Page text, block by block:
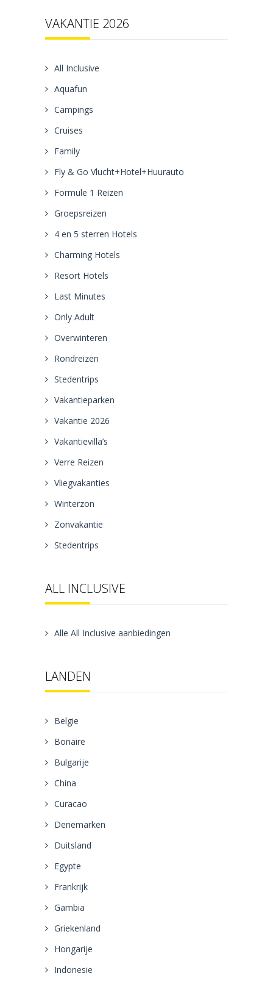
VAKANTIE 2026
All Inclusive
Aquafun
Campings
Cruises
Family
Fly & Go Vlucht+Hotel+Huurauto
Formule 1 Reizen
Groepsreizen
4 en 5 sterren Hotels
Charming Hotels
Resort Hotels
Last Minutes
Only Adult
Overwinteren
Rondreizen
Stedentrips
Vakantieparken
Vakantie 2026
Vakantievilla’s
Verre Reizen
Vliegvakanties
Winterzon
Zonvakantie
Stedentrips
ALL INCLUSIVE
Alle All Inclusive aanbiedingen
LANDEN
Belgie
Bonaire
Bulgarije
China
Curacao
Denemarken
Duitsland
Egypte
Frankrijk
Gambia
Griekenland
Hongarije
Indonesie